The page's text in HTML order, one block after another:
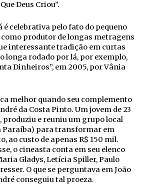
Deus Criou”.
é celebrativa pelo fato do pequeno
produtor de longas metragens
interessante tradição em curtas
longa rodado por lá, por exemplo,
Dinheiros”, em 2005, por Vânia
melhor quando seu complemento
da Costa Pinto. Um jovem de 23
produziu e reuniu um grupo local
Paraíba) para transformar em
ao custo de apenas R$ 150 mil.
o cineasta conta em seu elenco
Gladys, Letícia Spiller, Paulo
O que se perguntava em João
conseguiu tal proeza.